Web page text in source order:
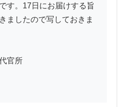
す。17日にお届けする旨
ましたので写しておきま
官所